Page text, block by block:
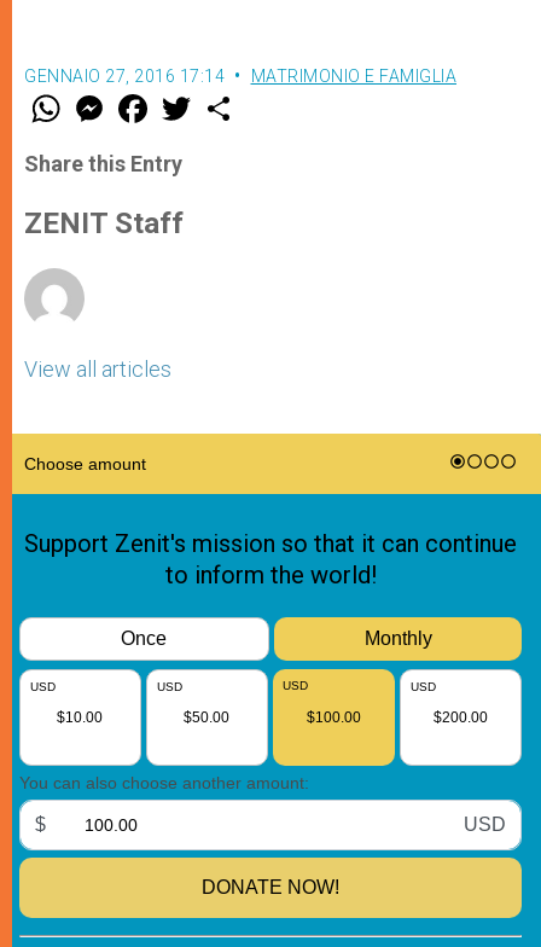
GENNAIO 27, 2016 17:14 MATRIMONIO E FAMIGLIA
W
t
s
p
p
M
e
s
e
g
e
F
a
e
b
o
k
w
Share this Entry
ZENIT Staff
View all articles